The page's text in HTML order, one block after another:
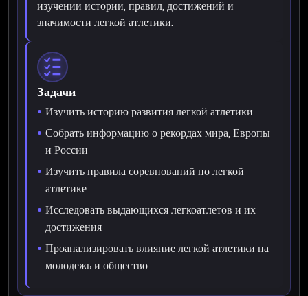
изучении истории, правил, достижений и
значимости легкой атлетики.
Задачи
Изучить историю развития легкой атлетики
Собрать информацию о рекордах мира, Европы
и России
Изучить правила соревнований по легкой
атлетике
Исследовать выдающихся легкоатлетов и их
достижения
Проанализировать влияние легкой атлетики на
молодежь и общество